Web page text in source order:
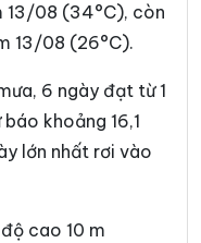
Binh Kiều
Thuận
Mỹ
Long
Thạnh
Vung
13/08 (34°C), còn
13/08 (26°C).
6 ngày đạt từ 1
khoảng 16,1
lớn nhất rơi vào
cao 10 m